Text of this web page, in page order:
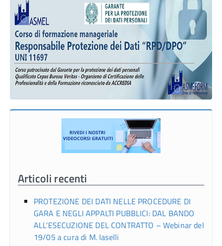
Articoli recenti
PROTEZIONE DEI DATI NELLE PROCEDURE DI
GARA E NEGLI APPALTI PUBBLICI: DAL BANDO
ALL’ESECUZIONE DEL CONTRATTO – Webinar del
19/05 a cura di M. Iaselli